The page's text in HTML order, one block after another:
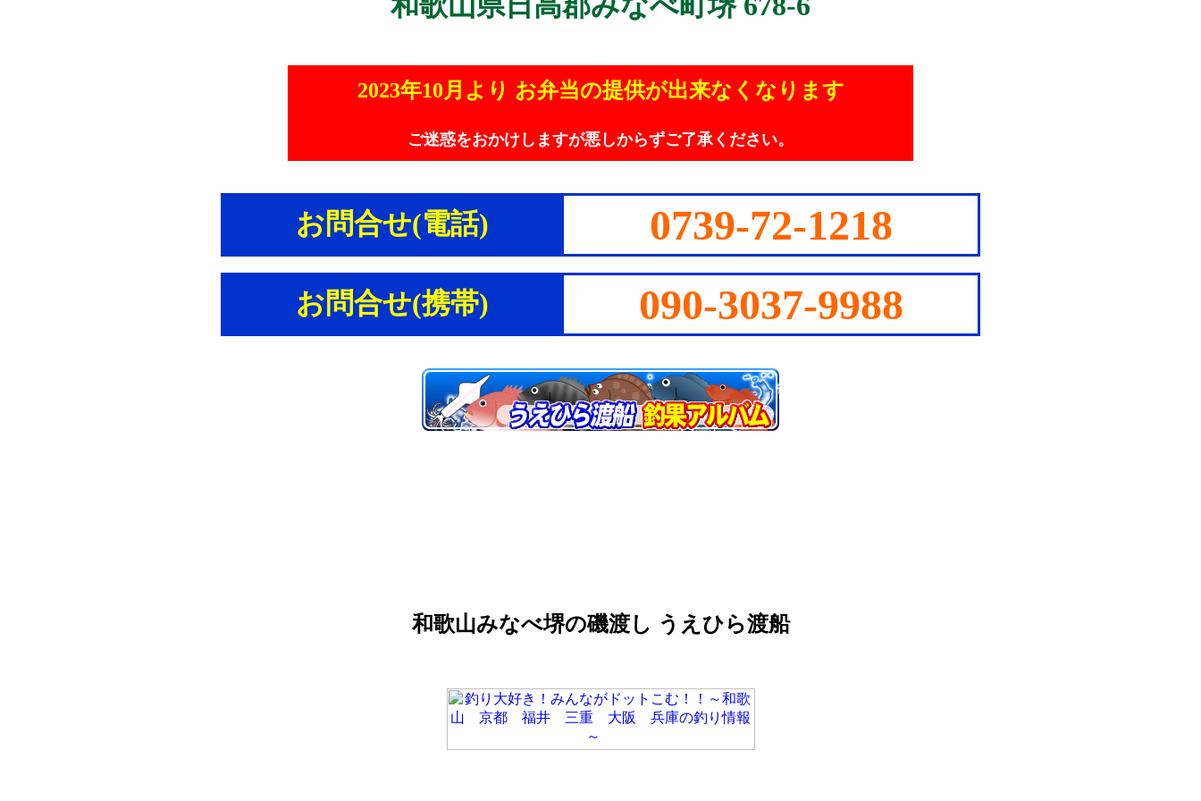
2023年10月より お弁当の提供が出来なくなります
ご迷惑をおかけしますが悪しからずご了承ください。
お問合せ(電話) 0739-72-1218
お問合せ(携帯) 090-3037-9988
和歌山みなべ堺の磯渡し うえひら渡船